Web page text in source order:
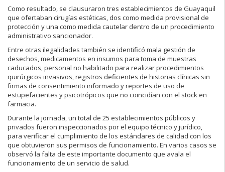
Como resultado, se clausuraron tres establecimientos de Guayaquil
que ofertaban cirugías estéticas, dos como medida provisional de
protección y una como medida cautelar dentro de un procedimiento
administrativo sancionador.
Entre otras ilegalidades también se identificó mala gestión de
desechos, medicamentos en insumos para toma de muestras
caducados, personal no habilitado para realizar procedimientos
quirúrgicos invasivos, registros deficientes de historias clínicas sin
firmas de consentimiento informado y reportes de uso de
estupefacientes y psicotrópicos que no coincidían con el stock en
farmacia.
Durante la jornada, un total de 25 establecimientos públicos y
privados fueron inspeccionados por el equipo técnico y jurídico,
para verificar el cumplimiento de los estándares de calidad con los
que obtuvieron sus permisos de funcionamiento. En varios casos se
observó la falta de este importante documento que avala el
funcionamiento de un servicio de salud.